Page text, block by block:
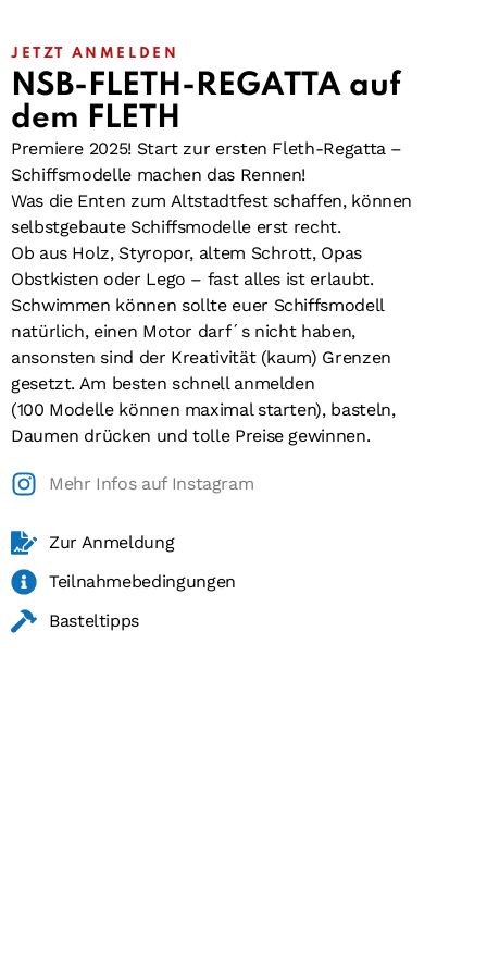
JETZT ANMELDEN
NSB-FLETH-REGATTA auf
dem FLETH
Premiere 2025! Start zur ersten Fleth-Regatta –
Schiffsmodelle machen das Rennen!
Was die Enten zum Altstadtfest schaffen, können
selbstgebaute Schiffsmodelle erst recht.
Ob aus Holz, Styropor, altem Schrott, Opas
Obstkisten oder Lego – fast alles ist erlaubt.
Schwimmen können sollte euer Schiffsmodell
natürlich, einen Motor darf´s nicht haben,
ansonsten sind der Kreativität (kaum) Grenzen
gesetzt. Am besten schnell anmelden
(100 Modelle können maximal starten), basteln,
Daumen drücken und tolle Preise gewinnen.
Mehr Infos auf Instagram
Zur Anmeldung
Teilnahmebedingungen
Basteltipps